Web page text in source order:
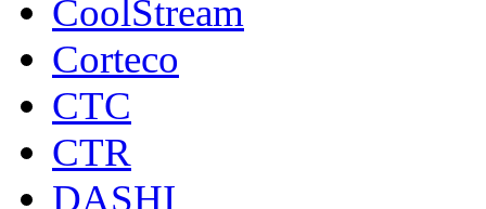
CoolStream
Corteco
CTC
CTR
DASHI